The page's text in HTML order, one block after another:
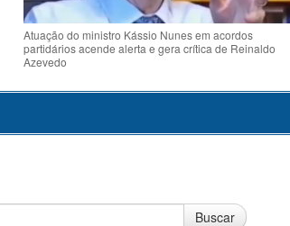
Atuação do ministro Kássio Nunes em acordos
partidários acende alerta e gera crítica de Reinaldo
Azevedo
Buscar